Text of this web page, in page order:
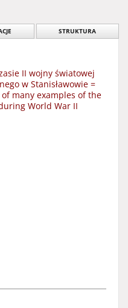
STRUKTURA
II wojny światowej
w Stanisławowie =
many examples of the
World War II